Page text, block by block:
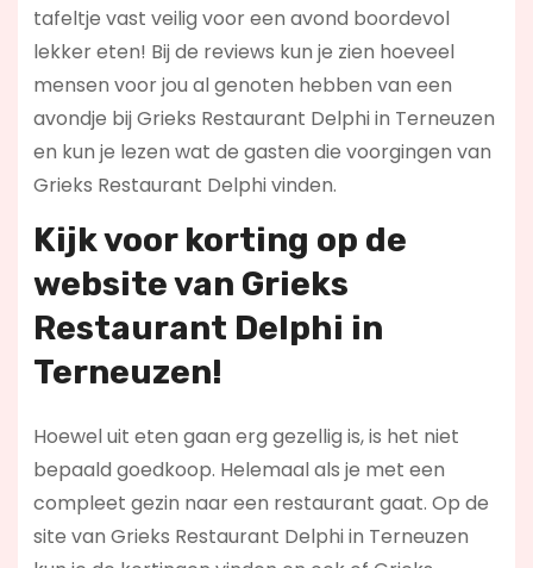
tafeltje vast veilig voor een avond boordevol
lekker eten! Bij de reviews kun je zien hoeveel
mensen voor jou al genoten hebben van een
avondje bij Grieks Restaurant Delphi in Terneuzen
en kun je lezen wat de gasten die voorgingen van
Grieks Restaurant Delphi vinden.
Kijk voor korting op de
website van Grieks
Restaurant Delphi in
Terneuzen!
Hoewel uit eten gaan erg gezellig is, is het niet
bepaald goedkoop. Helemaal als je met een
compleet gezin naar een restaurant gaat. Op de
site van Grieks Restaurant Delphi in Terneuzen